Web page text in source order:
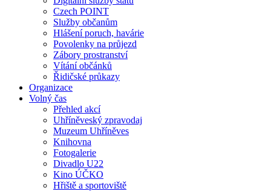
Czech POINT
Služby občanům
Hlášení poruch, havárie
Povolenky na průjezd
Zábory prostranství
Vítání občánků
Řidičské průkazy
Organizace
Volný čas
Přehled akcí
Uhříněveský zpravodaj
Muzeum Uhříněves
Knihovna
Fotogalerie
Divadlo U22
Kino ÚČKO
Hřiště a sportoviště